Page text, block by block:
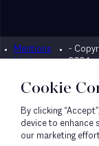
Mentions
légales
-
2024
Cookie
By clicking
device to enhance
our marketing